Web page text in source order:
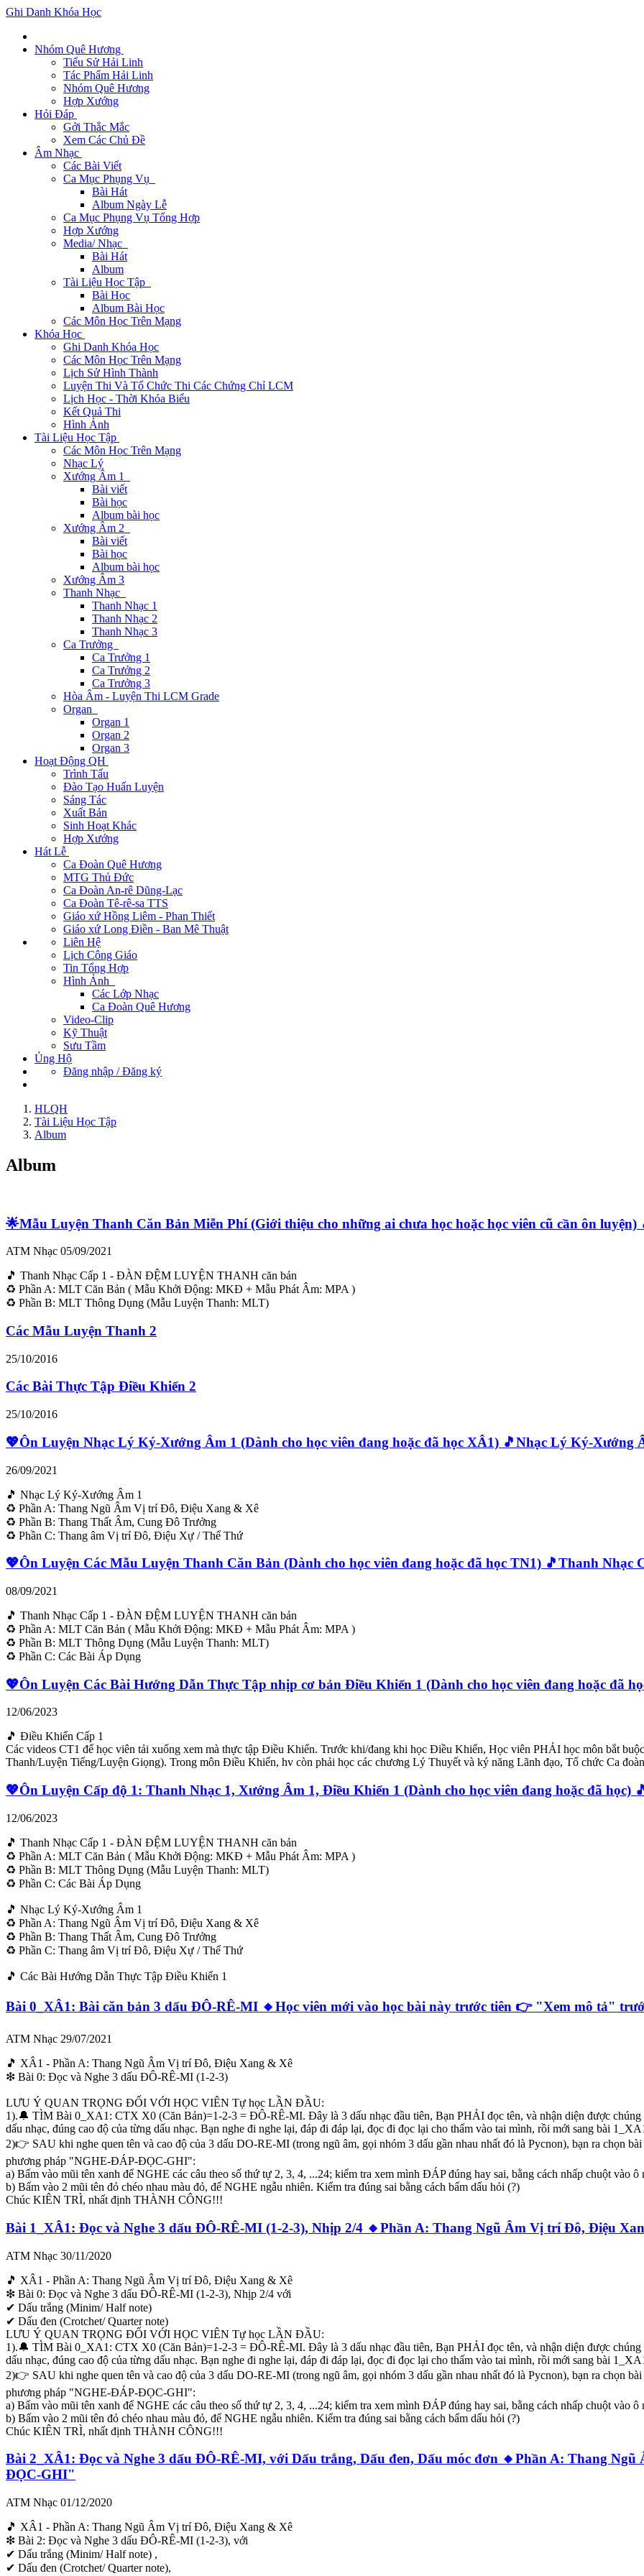
Ghi Danh Khóa Học
Nhóm Quê Hương
Tiểu Sử Hải Linh
Tác Phẩm Hải Linh
Nhóm Quê Hương
Hợp Xướng
Hỏi Đáp
Gởi Thắc Mắc
Xem Các Chủ Đề
Âm Nhạc
Các Bài Viết
Ca Mục Phụng Vụ
Bài Hát
Album Ngày Lễ
Ca Mục Phụng Vụ Tổng Hợp
Hợp Xướng
Media/ Nhạc
Bài Hát
Album
Tài Liệu Học Tập
Bài Học
Album Bài Học
Các Môn Học Trên Mạng
Khóa Học
Ghi Danh Khóa Học
Các Môn Học Trên Mạng
Lịch Sử Hình Thành
Luyện Thi Và Tổ Chức Thi Các Chứng Chỉ LCM
Lịch Học - Thời Khóa Biểu
Kết Quả Thi
Hình Ảnh
Tài Liệu Học Tập
Các Môn Học Trên Mạng
Nhạc Lý
Xướng Âm 1
Bài viết
Bài học
Album bài học
Xướng Âm 2
Bài viết
Bài học
Album bài học
Xướng Âm 3
Thanh Nhạc
Thanh Nhạc 1
Thanh Nhạc 2
Thanh Nhạc 3
Ca Trưởng
Ca Trưởng 1
Ca Trưởng 2
Ca Trưởng 3
Hòa Âm - Luyện Thi LCM Grade
Organ
Organ 1
Organ 2
Organ 3
Hoạt Động QH
Trình Tấu
Đào Tạo Huấn Luyện
Sáng Tác
Xuất Bản
Sinh Hoạt Khác
Hợp Xướng
Hát Lễ
Ca Đoàn Quê Hương
MTG Thủ Đức
Ca Đoàn An-rê Dũng-Lạc
Ca Đoàn Tê-rê-sa TTS
Giáo xứ Hồng Liêm - Phan Thiết
Giáo xứ Long Điền - Ban Mê Thuật
Liên Hệ
Lịch Công Giáo
Tin Tổng Hợp
Hình Ảnh
Các Lớp Nhạc
Ca Đoàn Quê Hương
Video-Clip
Kỹ Thuật
Sưu Tầm
Ủng Hộ
Đăng nhập / Đăng ký
HLQH
Tài Liệu Học Tập
Album
Album
🌟Mẫu Luyện Thanh Căn Bản Miễn Phí (Giới thiệu cho những ai chưa học hoặc học viên cũ cần ôn luyện)
ATM Nhạc 05/09/2021
🎵 Thanh Nhạc Cấp 1 - ĐÀN ĐỆM LUYỆN THANH căn bản
♻ Phần A: MLT Căn Bản ( Mẫu Khởi Động: MKĐ + Mẫu Phát Âm: MPA )
♻ Phần B: MLT Thông Dụng (Mẫu Luyện Thanh: MLT)
Các Mẫu Luyện Thanh 2
25/10/2016
Các Bài Thực Tập Điều Khiển 2
25/10/2016
💖Ôn Luyện Nhạc Lý Ký-Xướng Âm 1 (Dành cho học viên đang hoặc đã học XÂ1) 🎵Nhạc Lý Ký-Xướng
26/09/2021
🎵 Nhạc Lý Ký-Xướng Âm 1
♻ Phần A: Thang Ngũ Âm Vị trí Đô, Điệu Xang & Xê
♻ Phần B: Thang Thất Âm, Cung Đô Trưởng
♻ Phần C: Thang âm Vị trí Đô, Điệu Xự / Thể Thứ
💖Ôn Luyện Các Mẫu Luyện Thanh Căn Bản (Dành cho học viên đang hoặc đã học TN1) 🎵Thanh Nhạc
08/09/2021
🎵 Thanh Nhạc Cấp 1 - ĐÀN ĐỆM LUYỆN THANH căn bản
♻ Phần A: MLT Căn Bản ( Mẫu Khởi Động: MKĐ + Mẫu Phát Âm: MPA )
♻ Phần B: MLT Thông Dụng (Mẫu Luyện Thanh: MLT)
♻ Phần C: Các Bài Áp Dụng
💖Ôn Luyện Các Bài Hướng Dẫn Thực Tập nhịp cơ bản Điều Khiển 1 (Dành cho học viên đang hoặc đã
12/06/2023
🎵 Điều Khiển Cấp 1
Các videos CT1 để học viên tải xuống xem mà thực tập Điều Khiển. Trước khi/đang khi học Điều Khiển, Học viên PHẢI học môn bắt
Thanh/Luyện Tiếng/Luyện Giọng). Trong môn Điều Khiển, hv còn phải học các chương Lý Thuyết và ký năng Lãnh đạo, Tổ chức Ca
💖Ôn Luyện Cấp độ 1: Thanh Nhạc 1, Xướng Âm 1, Điều Khiển 1 (Dành cho học viên đang hoặc đã học)
12/06/2023
🎵 Thanh Nhạc Cấp 1 - ĐÀN ĐỆM LUYỆN THANH căn bản
♻ Phần A: MLT Căn Bản ( Mẫu Khởi Động: MKĐ + Mẫu Phát Âm: MPA )
♻ Phần B: MLT Thông Dụng (Mẫu Luyện Thanh: MLT)
♻ Phần C: Các Bài Áp Dụng
🎵 Nhạc Lý Ký-Xướng Âm 1
♻ Phần A: Thang Ngũ Âm Vị trí Đô, Điệu Xang & Xê
♻ Phần B: Thang Thất Âm, Cung Đô Trưởng
♻ Phần C: Thang âm Vị trí Đô, Điệu Xự / Thể Thứ
🎵 Các Bài Hướng Dẫn Thực Tập Điều Khiển 1
Bài 0_XÂ1: Bài căn bản 3 dấu ĐÔ-RÊ-MI 🔸Học viên mới vào học bài này trước tiên 👉 "Xem mô tả"
ATM Nhạc 29/07/2021
🎵 XÂ1 - Phần A: Thang Ngũ Âm Vị trí Đô, Điệu Xang & Xê
❇ Bài 0: Đọc và Nghe 3 dấu ĐÔ-RÊ-MI (1-2-3)
LƯU Ý QUAN TRỌNG ĐỐI VỚI HỌC VIÊN Tự học LẦN ĐẦU:
1).🔔 TÌM Bài 0_XA1: CTX X0 (Căn Bản)=1-2-3 = ĐÔ-RÊ-MI. Đây là 3 dấu nhạc đầu tiên, Bạn PHẢI đọc tên, và nhận diện được
dấu nhạc, đúng cao độ của từng dấu nhạc. Bạn nghe đi nghe lại, đáp đi đáp lại, đọc đi đọc lại cho thấm vào tai mình, rồi mới sang bài
2)👉 SAU khi nghe quen tên và cao độ của 3 dấu DO-RE-MI (trong ngũ âm, gọi nhóm 3 dấu gần nhau nhất đó là Pycnon), bạn ra chọn
phương pháp "NGHE-ĐÁP-ĐỌC-GHI":
a) Bấm vào mũi tên xanh để NGHE các câu theo số thứ tự 2, 3, 4, ...24; kiểm tra xem mình ĐÁP đúng hay sai, bằng cách nhấp chuột vào ô
b) Bấm vào 2 mũi tên đỏ chéo nhau màu đỏ, để NGHE ngẫu nhiên. Kiểm tra đúng sai bằng cách bấm dấu hỏi (?)
Chúc KIÊN TRÌ, nhất định THÀNH CÔNG!!!
Bài 1_XÂ1: Đọc và Nghe 3 dấu ĐÔ-RÊ-MI (1-2-3), Nhịp 2/4 🔸Phần A: Thang Ngũ Âm Vị trí Đô, Điệu
ATM Nhạc 30/11/2020
🎵 XÂ1 - Phần A: Thang Ngũ Âm Vị trí Đô, Điệu Xang & Xê
❇ Bài 0: Đọc và Nghe 3 dấu ĐÔ-RÊ-MI (1-2-3), Nhịp 2/4 với
✔ Dấu trắng (Minim/ Half note)
✔ Dấu đen (Crotchet/ Quarter note)
LƯU Ý QUAN TRỌNG ĐỐI VỚI HỌC VIÊN Tự học LẦN ĐẦU:
1).🔔 TÌM Bài 0_XA1: CTX X0 (Căn Bản)=1-2-3 = ĐÔ-RÊ-MI. Đây là 3 dấu nhạc đầu tiên, Bạn PHẢI đọc tên, và nhận diện được
dấu nhạc, đúng cao độ của từng dấu nhạc. Bạn nghe đi nghe lại, đáp đi đáp lại, đọc đi đọc lại cho thấm vào tai mình, rồi mới sang bài
2)👉 SAU khi nghe quen tên và cao độ của 3 dấu DO-RE-MI (trong ngũ âm, gọi nhóm 3 dấu gần nhau nhất đó là Pycnon), bạn ra chọn
phương pháp "NGHE-ĐÁP-ĐỌC-GHI":
a) Bấm vào mũi tên xanh để NGHE các câu theo số thứ tự 2, 3, 4, ...24; kiểm tra xem mình ĐÁP đúng hay sai, bằng cách nhấp chuột vào ô
b) Bấm vào 2 mũi tên đỏ chéo nhau màu đỏ, để NGHE ngẫu nhiên. Kiểm tra đúng sai bằng cách bấm dấu hỏi (?)
Chúc KIÊN TRÌ, nhất định THÀNH CÔNG!!!
Bài 2_XÂ1: Đọc và Nghe 3 dấu ĐÔ-RÊ-MI, với Dấu trắng, Dấu đen, Dấu móc đơn 🔸Phần A: Thang
ĐỌC-GHI"
ATM Nhạc 01/12/2020
🎵 XÂ1 - Phần A: Thang Ngũ Âm Vị trí Đô, Điệu Xang & Xê
❇ Bài 2: Đọc và Nghe 3 dấu ĐÔ-RÊ-MI (1-2-3), với
✔ Dấu trắng (Minim/ Half note) ,
✔ Dấu đen (Crotchet/ Quarter note),